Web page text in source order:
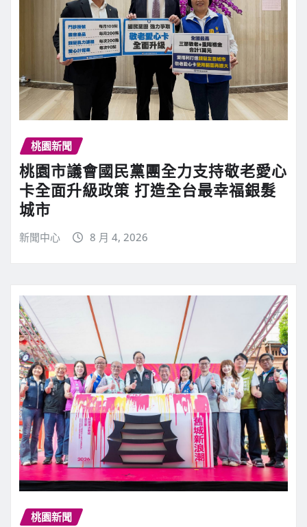
桃園新聞
桃園市議會國民黨團全力支持敬老愛心
卡全面升級政策 打造全台最幸福銀髮
城市
新聞中心 8 月 4, 2026
桃園新聞